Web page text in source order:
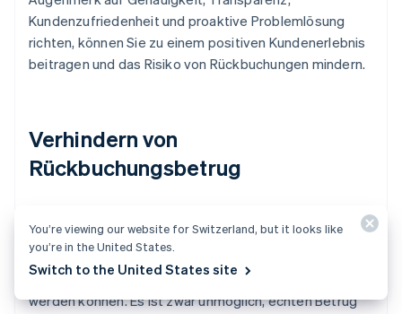
Kundenzufriedenheit und proaktive Problemlösung
richten, können Sie zu einem positiven Kundenerlebnis
beitragen und das Risiko von Rückbuchungen mindern.
Verhindern von
Rückbuchungsbetrug
müssen Maßnahmen ergriffen werden, mit denen nicht
autorisierte Transaktionen durch betrügerische
Akteurinnen oder Akteure erkannt und verhindert
werden können. Es ist zwar unmöglich, echten Betrug
You’re viewing our website for Switzerland, but it looks like
you’re in the United States.
Switch to the United States site